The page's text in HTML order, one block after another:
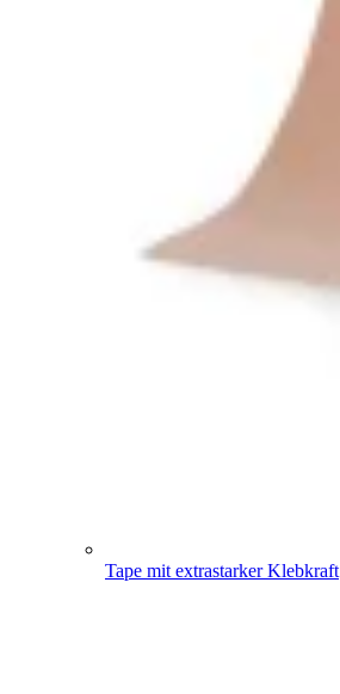
Tape mit extrastarker Klebkraft